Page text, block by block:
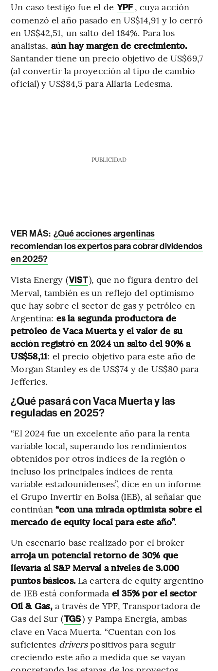
Un caso testigo fue el de YPF, cuya acción
comenzó el año pasado en US$14,91 y lo cerró
en US$42,51, un salto del 184%. Para los
analistas, aún hay margen de crecimiento.
Santander tiene un precio objetivo de US$69,7
(al convertir la proyección al tipo de cambio
oficial) y US$84,5 para Allaria Ledesma.
PUBLICIDAD
VER MÁS: ¿Qué acciones argentinas
recomiendan los expertos para cobrar dividendos
en 2025?
Vista Energy (VIST), que no figura dentro del
Merval, también es un reflejo del optimismo
que hay sobre el sector de gas y petróleo en
Argentina: es la segunda productora de
petróleo de Vaca Muerta y el valor de su
acción registró en 2024 un salto del 90% a
US$58,11: el precio objetivo para este año de
Morgan Stanley es de US$74 y de US$80 para
Jefferies.
¿Qué pasará con Vaca Muerta y las
reguladas en 2025?
“El 2024 fue un excelente año para la renta
variable local, superando los rendimientos
obtenidos por otros índices de la región o
incluso los principales índices de renta
variable estadounidenses”, dice en un informe
el Grupo Invertir en Bolsa (IEB), al señalar que
continúan“con una mirada optimista sobre el
mercado de equity local para este año”.
Un escenario base realizado por el broker
arroja un potencial retorno de 30% que
llevaría al S&P Merval a niveles de 3.000
puntos básicos. La cartera de equity argentino
de IEB está conformada el 35% por el sector
Oil & Gas,a través de YPF, Transportadora de
Gas del Sur (TGS) y Pampa Energía, ambas
clave en Vaca Muerta. “Cuentan con los
suficientes driverspositivos para seguir
creciendo este año a medida que se vayan